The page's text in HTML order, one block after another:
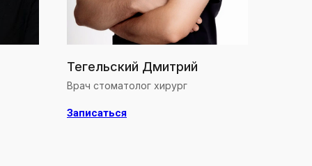
Тегельский Дмитрий
Врач стоматолог хирург
Записаться